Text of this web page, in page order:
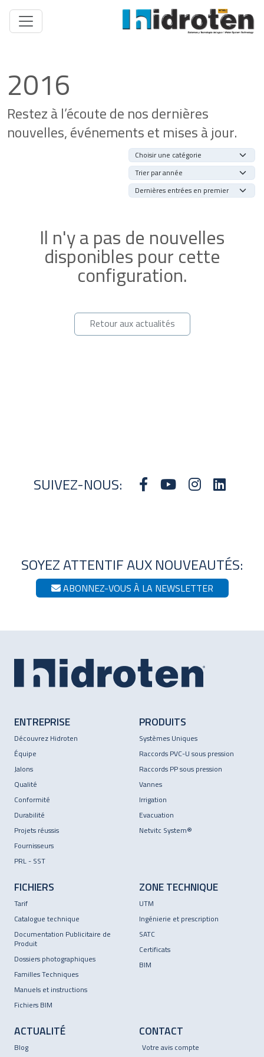
2016
Restez à l’écoute de nos dernières
nouvelles, événements et mises à jour.
Il n'y a pas de nouvelles
disponibles pour cette
configuration.
Retour aux actualités
SUIVEZ-NOUS:
SOYEZ ATTENTIF AUX NOUVEAUTÉS:
ABONNEZ-VOUS À LA NEWSLETTER
ENTREPRISE
Découvrez Hidroten
Équipe
Jalons
Qualité
Conformité
Durabilité
Projets réussis
Fournisseurs
PRL - SST
PRODUITS
Systèmes Uniques
Raccords PVC-U sous pression
Raccords PP sous pression
Vannes
Irrigation
Evacuation
Netvitc System®
FICHIERS
Tarif
Catalogue technique
Documentation Publicitaire de
Produit
Dossiers photographiques
Familles Techniques
Manuels et instructions
Fichiers BIM
ZONE TECHNIQUE
UTM
Ingénierie et prescription
SATC
Certificats
BIM
ACTUALITÉ
Blog
CONTACT
Votre avis compte